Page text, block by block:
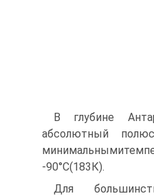
В глубине
абсолютный
-90°С(183К).
Для